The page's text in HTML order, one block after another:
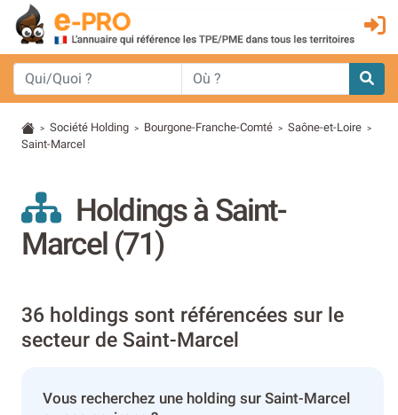
> Société Holding > Bourgone-Franche-Comté > Saône-et-Loire >
Saint-Marcel
Holdings à Saint-
Marcel (71)
36 holdings sont référencées sur le
secteur de Saint-Marcel
Vous recherchez une holding sur Saint-Marcel